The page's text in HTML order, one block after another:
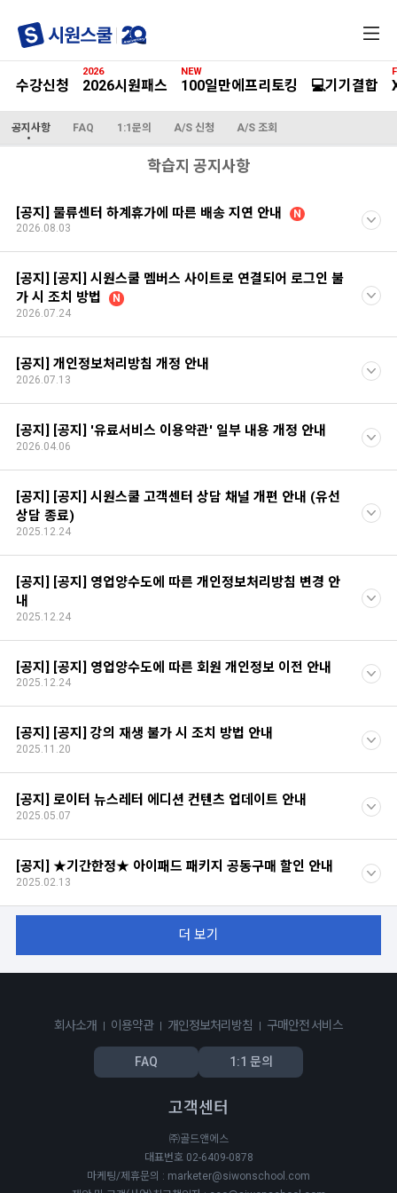
메
수강신청 2026시원패스
2026
100일만에프리토킹
NEW
💻기기결합
공지사항 FAQ 1:1문의 A/S 신청 A/S 조회
학습지 공지사항
[공지] 물류센터 하계휴가에 따른 배송 지연 안내
N
2026.08.03
[공지] [공지] 시원스쿨 멤버스 사이트로 연결되어 로그인 불
가 시 조치 방법
N
2026.07.24
[공지] 개인정보처리방침 개정 안내
2026.07.13
[공지] [공지] '유료서비스 이용약관' 일부 내용 개정 안내
2026.04.06
[공지] [공지] 시원스쿨 고객센터 상담 채널 개편 안내 (유선
상담 종료)
2025.12.24
[공지] [공지] 영업양수도에 따른 개인정보처리방침 변경 안
내
2025.12.24
[공지] [공지] 영업양수도에 따른 회원 개인정보 이전 안내
2025.12.24
[공지] [공지] 강의 재생 불가 시 조치 방법 안내
2025.11.20
[공지] 로이터 뉴스레터 에디션 컨텐츠 업데이트 안내
2025.05.07
[공지] ★기간한정★ 아이패드 패키지 공동구매 할인 안내
2025.02.13
더 보기
회사소개 이용약관 개인정보처리방침 구매안전 서비스
FAQ 1:1 문의
고객센터
㈜골드앤에스
대표번호 02-6409-0878
마케팅/제휴문의 : marketer@siwonschool.com